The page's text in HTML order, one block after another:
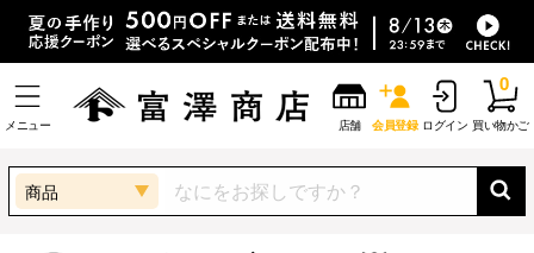
メニュー 店舗 会員登録 ログイン 買い物かご
0
商品